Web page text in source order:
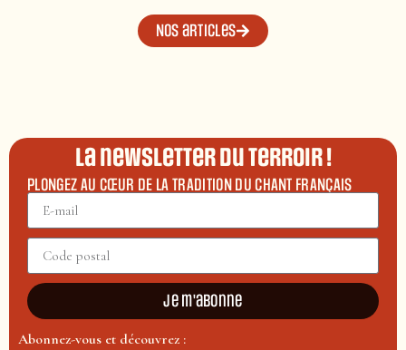
Nos articles
La newsletter du terroir !
PLONGEZ AU CŒUR DE LA TRADITION DU CHANT FRANÇAIS
Je m'abonne
Abonnez-vous et découvrez :